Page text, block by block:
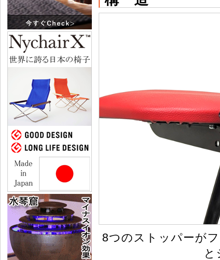
8つのストッパーが